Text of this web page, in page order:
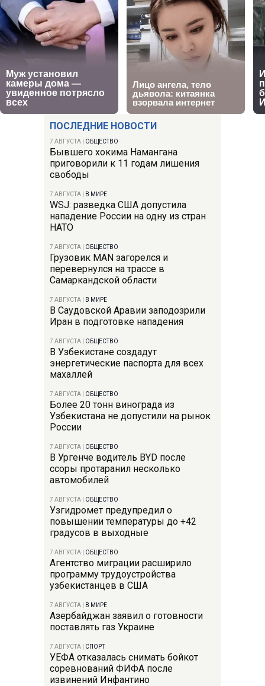
ПОСЛЕДНИЕ НОВОСТИ
7 АВГУСТА ОБЩЕСТВО
Бывшего хокима Намангана
приговорили к 11 годам лишения
свободы
7 АВГУСТА В МИРЕ
WSJ: разведка США допустила
нападение России на одну из стран
НАТО
7 АВГУСТА ОБЩЕСТВО
Грузовик MAN загорелся и
перевернулся на трассе в
Самаркандской области
7 АВГУСТА В МИРЕ
В Саудовской Аравии заподозрили
Иран в подготовке нападения
7 АВГУСТА ОБЩЕСТВО
В Узбекистане создадут
энергетические паспорта для всех
махаллей
7 АВГУСТА ОБЩЕСТВО
Более 20 тонн винограда из
Узбекистана не допустили на рынок
России
7 АВГУСТА ОБЩЕСТВО
В Ургенче водитель BYD после
ссоры протаранил несколько
автомобилей
7 АВГУСТА ОБЩЕСТВО
Узгидромет предупредил о
повышении температуры до +42
градусов в выходные
7 АВГУСТА ОБЩЕСТВО
Агентство миграции расширило
программу трудоустройства
узбекистанцев в США
7 АВГУСТА В МИРЕ
Азербайджан заявил о готовности
поставлять газ Украине
7 АВГУСТА СПОРТ
УЕФА отказалась снимать бойкот
соревнований ФИФА после
извинений Инфантино